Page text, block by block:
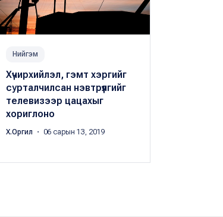
Нийгэм
Хүчирхийлэл, гэмт хэргийг
сурталчилсан нэвтрүүлгийг
телевизээр цацахыг
хориглоно
Х.Оргил ・ 06 сарын 13, 2019